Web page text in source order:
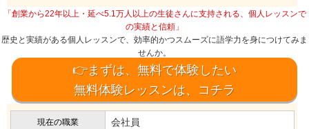
「創業から22年以上・延べ5.1万人以上の生徒さんに支持される、個人レッスンで
の実績と信頼」
歴史と実績がある個人レッスンで、効率的かつスムーズに語学力を身につけてみま
せんか。
👉まずは、無料で体験したい
無料体験レッスンは、コチラ
現在の職業 会社員